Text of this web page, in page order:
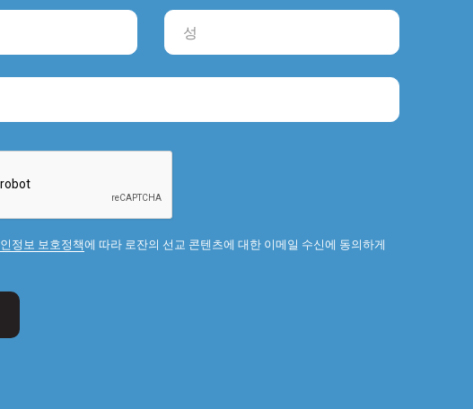
정보 보호정책에 따라 로잔의 선교 콘텐츠에 대한 이메일 수신에 동의하게